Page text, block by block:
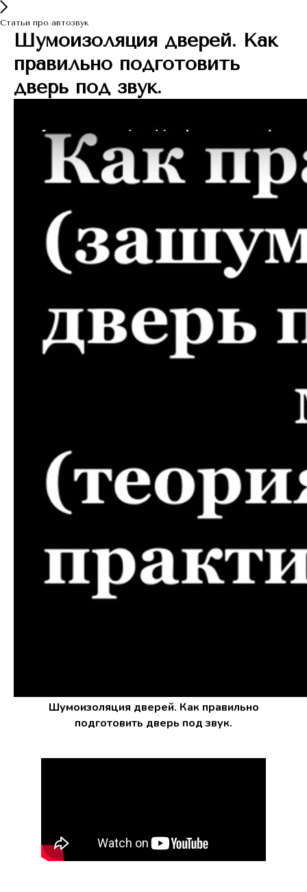
Статьи про автозвук
Шумоизоляция дверей. Как
правильно подготовить
дверь под звук.
Шумоизоляция дверей. Как правильно
подготовить дверь под звук.